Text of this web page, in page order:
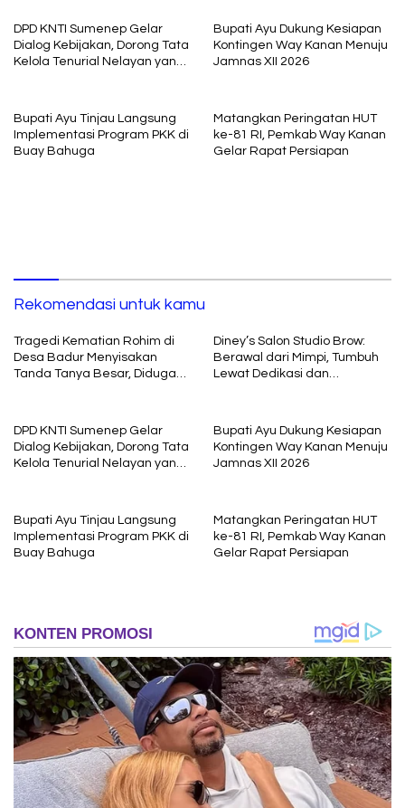
DPD KNTI Sumenep Gelar
Dialog Kebijakan, Dorong Tata
Kelola Tenurial Nelayan yang
Bupati Ayu Dukung Kesiapan
Kontingen Way Kanan Menuju
Jamnas XII 2026
Bupati Ayu Tinjau Langsung
Implementasi Program PKK di
Buay Bahuga
Matangkan Peringatan HUT
ke-81 RI, Pemkab Way Kanan
Gelar Rapat Persiapan
Rekomendasi untuk kamu
Tragedi Kematian Rohim di
Desa Badur Menyisakan
Tanda Tanya Besar, Diduga
Diney’s Salon Studio Brow:
Berawal dari Mimpi, Tumbuh
Lewat Dedikasi dan
DPD KNTI Sumenep Gelar
Dialog Kebijakan, Dorong Tata
Kelola Tenurial Nelayan yang
Bupati Ayu Dukung Kesiapan
Kontingen Way Kanan Menuju
Jamnas XII 2026
Bupati Ayu Tinjau Langsung
Implementasi Program PKK di
Buay Bahuga
Matangkan Peringatan HUT
ke-81 RI, Pemkab Way Kanan
Gelar Rapat Persiapan